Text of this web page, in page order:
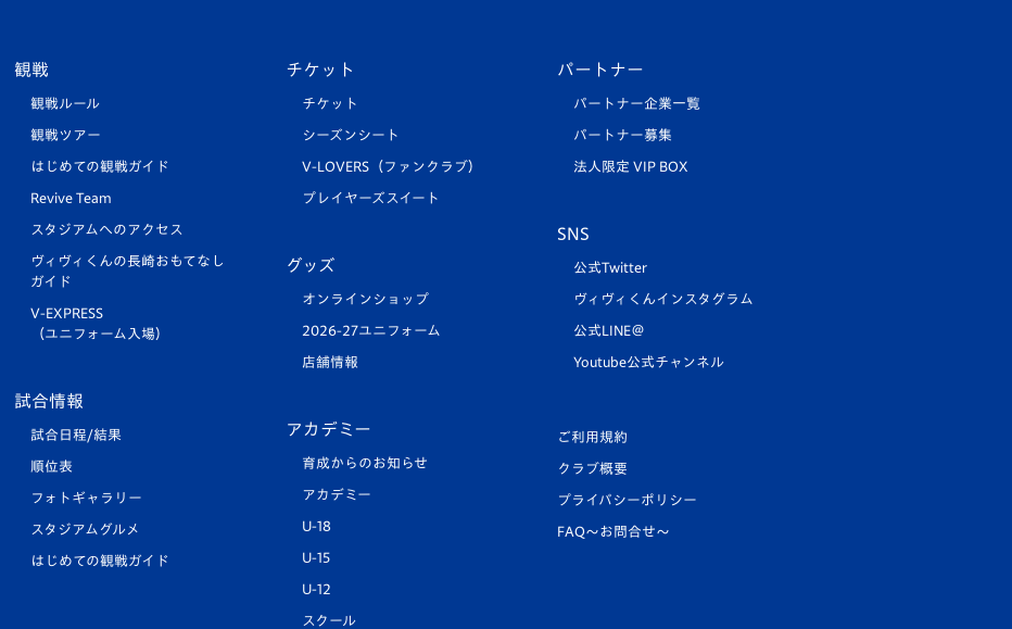
観戦
観戦ルール
観戦ツアー
はじめての観戦ガイド
Revive Team
スタジアムへのアクセス
ヴィヴィくんの長崎おもてなし
ガイド
V-EXPRESS
（ユニフォーム入場）
試合情報
試合日程/結果
順位表
フォトギャラリー
スタジアムグルメ
はじめての観戦ガイド
チケット
チケット
シーズンシート
V-LOVERS（ファンクラブ）
プレイヤーズスイート
グッズ
オンラインショップ
2026-27ユニフォーム
店舗情報
アカデミー
育成からのお知らせ
アカデミー
U-18
U-15
U-12
スクール
パートナー
パートナー企業一覧
パートナー募集
法人限定 VIP BOX
SNS
公式Twitter
ヴィヴィくんインスタグラム
公式LINE＠
Youtube公式チャンネル
ご利用規約
クラブ概要
プライバシーポリシー
FAQ〜お問合せ〜